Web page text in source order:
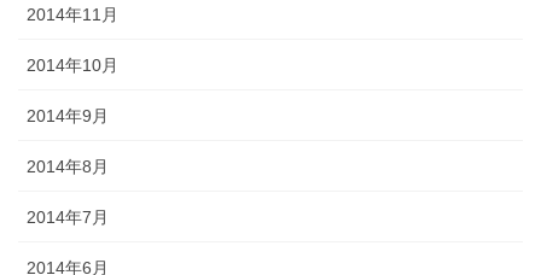
2014年11月
2014年10月
2014年9月
2014年8月
2014年7月
2014年6月